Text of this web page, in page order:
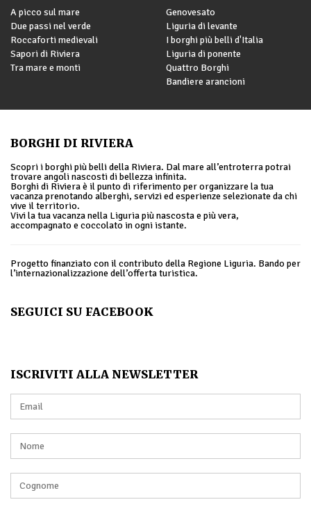
A picco sul mare
Due passi nel verde
Roccaforti medievali
Sapori di Riviera
Tra mare e monti
Genovesato
Liguria di levante
I borghi più belli d'Italia
Liguria di ponente
Quattro Borghi
Bandiere arancioni
BORGHI DI RIVIERA
Scopri i borghi più belli della Riviera. Dal mare all’entroterra potrai
trovare angoli nascosti di bellezza infinita.
Borghi di Riviera è il punto di riferimento per organizzare la tua
vacanza prenotando alberghi, servizi ed esperienze selezionate da chi
vive il territorio.
Vivi la tua vacanza nella Liguria più nascosta e più vera,
accompagnato e coccolato in ogni istante.
Progetto finanziato con il contributo della Regione Liguria. Bando per
l’internazionalizzazione dell’offerta turistica.
SEGUICI SU FACEBOOK
ISCRIVITI ALLA NEWSLETTER